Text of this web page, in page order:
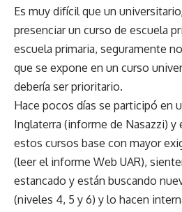
Es muy difícil que un
presenciar un curso de escuela
escuela primaria, seguramente
que se expone en un curso
debería ser prioritario.
Hace pocos días se participó en
Inglaterra (informe de Nasazzi) y
estos cursos base con mayor
(leer el informe Web UAR),
estancado y están buscando
(niveles 4, 5 y 6) y lo hacen